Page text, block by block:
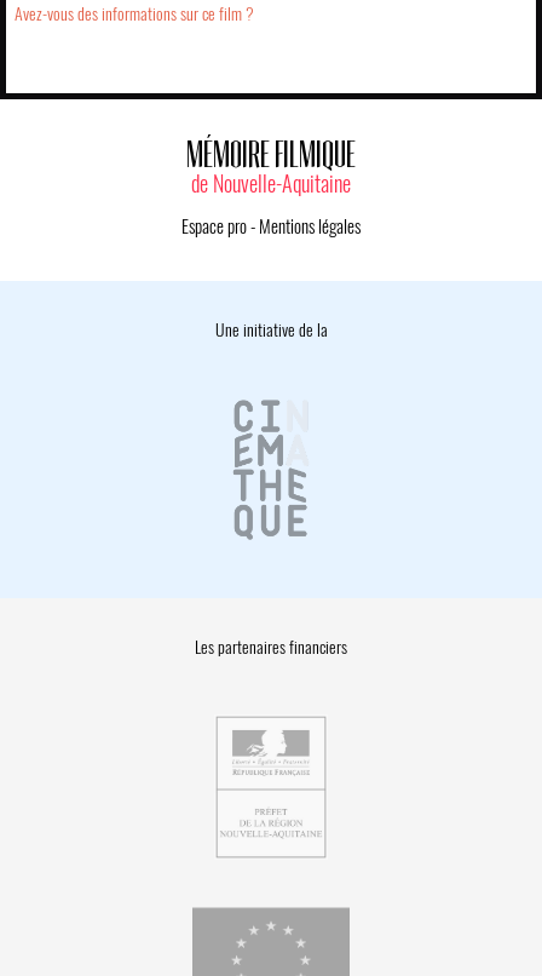
Avez-vous des informations sur ce film ?
MÉMOIRE FILMIQUE
de Nouvelle-Aquitaine
Espace pro- Mentions légales
Une initiative de la
Les partenaires financiers